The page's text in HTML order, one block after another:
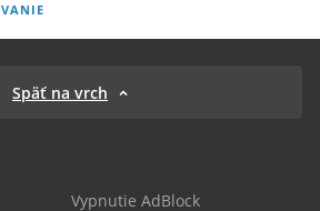
Späť na vrch
Vypnutie AdBlock